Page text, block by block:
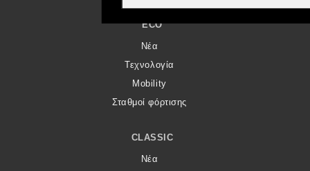
ECO
Νέα
Τεχνολογία
Mobility
Σταθμοί φόρτισης
CLASSIC
Νέα